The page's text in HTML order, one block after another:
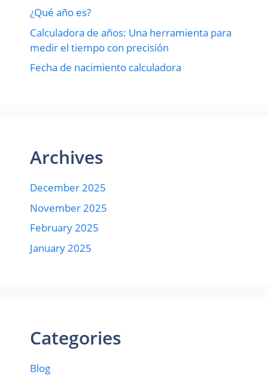
¿Qué año es?
Calculadora de años: Una herramienta para
medir el tiempo con precisión
Fecha de nacimiento calculadora
Archives
December 2025
November 2025
February 2025
January 2025
Categories
Blog